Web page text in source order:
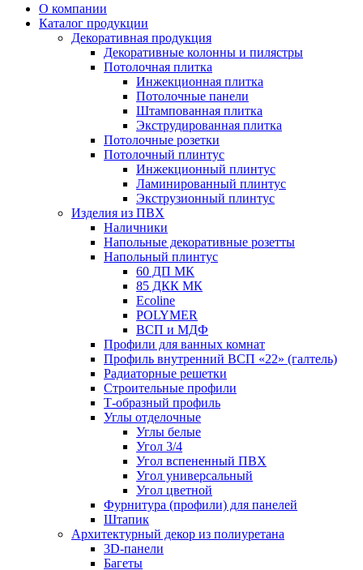
О компании
Каталог продукции
Декоративная продукция
Декоративные колонны и пилястры
Потолочная плитка
Инжекционная плитка
Потолочные панели
Штампованная плитка
Экструдированная плитка
Потолочные розетки
Потолочный плинтус
Инжекционный плинтус
Ламинированный плинтус
Экструзионный плинтус
Изделия из ПВХ
Наличники
Напольные декоративные розетты
Напольный плинтус
60 ДП МК
85 ДКК МК
Ecoline
POLYMER
ВСП и МДФ
Профили для ванных комнат
Профиль внутренний ВСП «22» (галтель)
Радиаторные решетки
Строительные профили
Т-образный профиль
Углы отделочные
Углы белые
Угол 3/4
Угол вспененный ПВХ
Угол универсальный
Угол цветной
Фурнитура (профили) для панелей
Штапик
Архитектурный декор из полиуретана
3D-панели
Багеты